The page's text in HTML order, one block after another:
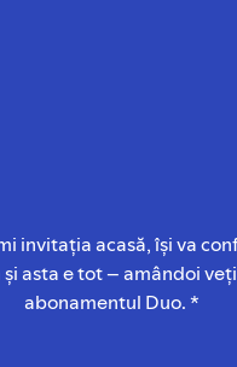
invitația acasă, își va
asta e tot – amândoi
abonamentul Duo. *